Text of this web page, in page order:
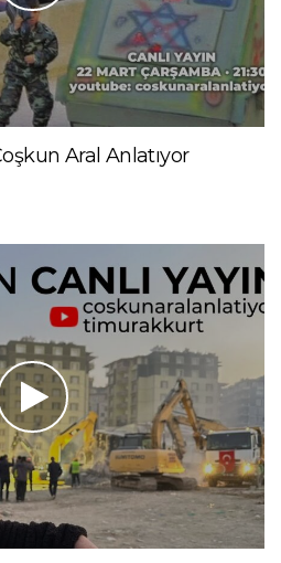
Aral Anlatıyor